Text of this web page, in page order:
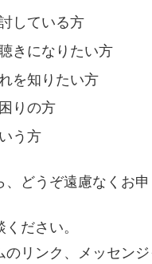
している方
きになりたい方
を知りたい方
りの方
う方
どうぞ遠慮なくお申
ださい。
リンク、メッセン